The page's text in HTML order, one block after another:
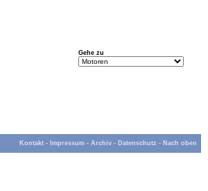
Gehe zu
Kontakt - Impressum - Archiv - Datenschutz - Nach oben